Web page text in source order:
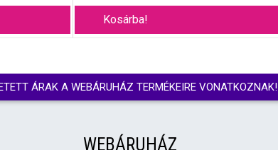
Kosárba!
ÁRAK A WEBÁRUHÁZ TERMÉKEIRE VONATKOZNAK!
WEBÁRUHÁZ